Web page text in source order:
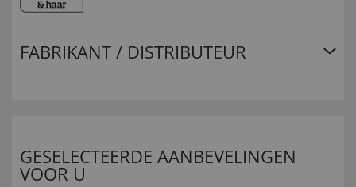
FABRIKANT / DISTRIBUTEUR
GESELECTEERDE AANBEVELINGEN
VOOR U